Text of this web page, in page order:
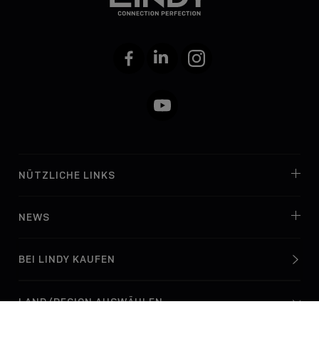
FacebookLinkedIn Instagram
YouTube
NÜTZLICHE LINKS
NEWS
BEI LINDY KAUFEN